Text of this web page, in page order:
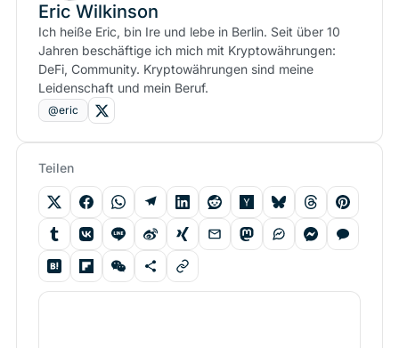
Eric Wilkinson
Ich heiße Eric, bin Ire und lebe in Berlin. Seit über 10
Jahren beschäftige ich mich mit Kryptowährungen:
DeFi, Community. Kryptowährungen sind meine
Leidenschaft und mein Beruf.
@eric
Teilen